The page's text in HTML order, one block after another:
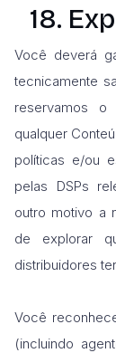
18.
Você deverá
tecnicamente
reservamos o
qualquer
políticas e/ou
pelas DSPs
outro motivo a
de explorar
distribuidores
Você
(incluindo